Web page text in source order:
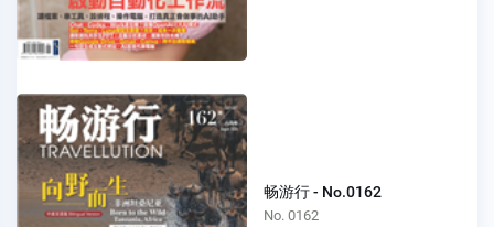
畅游行 - No.0162
No. 0162